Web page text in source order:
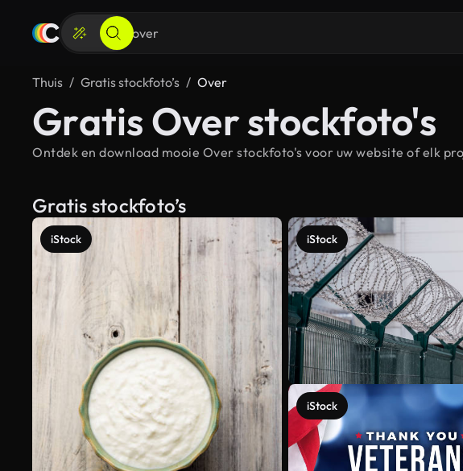
Thuis Gratis stockfoto’s Over
Gratis Over stockfoto's
Ontdek en download mooie Over stockfoto's voor uw website of elk
Gratis stockfoto’s
iStock iStock
iStock